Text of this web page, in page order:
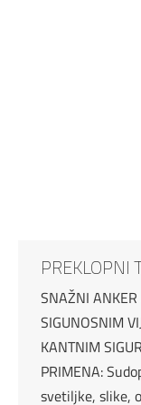
PREKLOPNI
SNAŽNI
SIGUNOSNIM
KANTNIM
PRIMENA:
svetiljke, slike,